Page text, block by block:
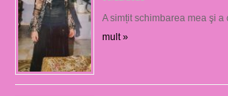
A simțit schimbarea mea şi
mult »